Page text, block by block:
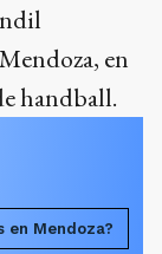
en
handball.
en Mendoza?